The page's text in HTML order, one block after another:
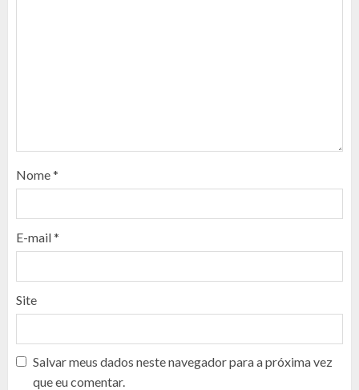
Nome*
E-mail*
Site
Salvar meus dados neste navegador para a próxima vez
que eu comentar.